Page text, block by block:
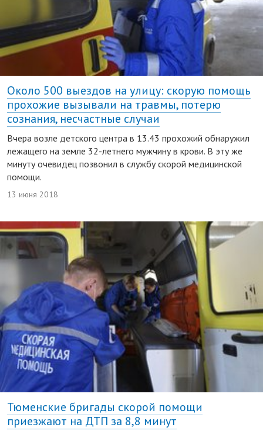
Около 500 выездов на улицу: скорую помощь
прохожие вызывали на травмы, потерю
сознания, несчастные случаи
Вчера возле детского центра в 13.43 прохожий обнаружил
лежащего на земле 32-летнего мужчину в крови. В эту же
минуту очевидец позвонил в службу скорой медицинской
помощи.
13 июня 2018
Тюменские бригады скорой помощи
приезжают на ДТП за 8,8 минут